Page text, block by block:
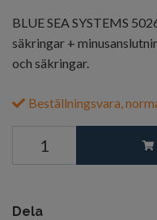
BLUE SEA SYSTEMS
säkringar +
och säkringar.
Beställningsvara,
Dela